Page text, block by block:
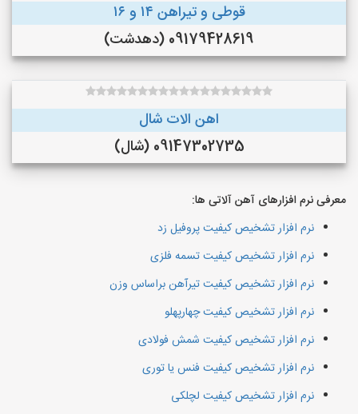
قوطی و تیراهن ۱۴ و ۱۶
09179428619 (دهدشت)
اهن الات شال
09147302735 (شال)
معرفی نرم افزارهای آهن آلاتی ها:
نرم افزار تشخیص کیفیت پروفیل زد
نرم افزار تشخیص کیفیت تسمه فلزی
نرم افزار تشخیص کیفیت تیرآهن براساس وزن
نرم افزار تشخیص کیفیت چهارپهلو
نرم افزار تشخیص کیفیت شمش فولادی
نرم افزار تشخیص کیفیت فنس یا توری
نرم افزار تشخیص کیفیت لچلکی